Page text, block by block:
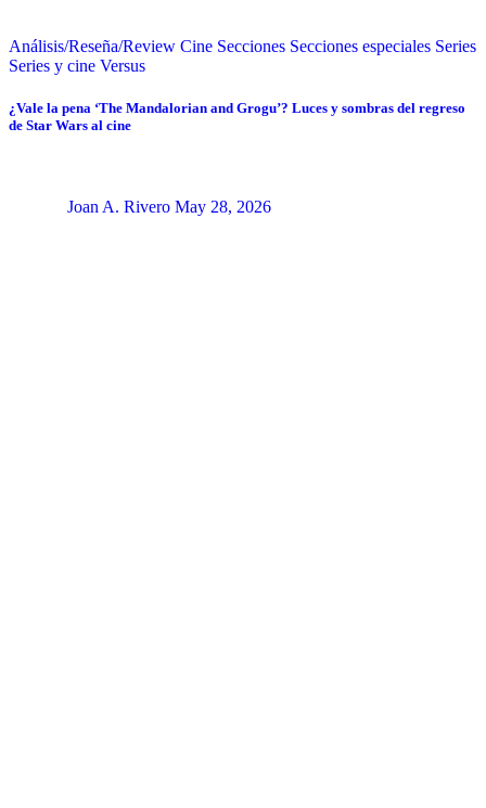
Análisis/Reseña/Review Cine Secciones Secciones especiales Series
Series y cine Versus
¿Vale la pena ‘The Mandalorian and Grogu’? Luces y sombras del regreso
de Star Wars al cine
Joan A. Rivero May 28, 2026